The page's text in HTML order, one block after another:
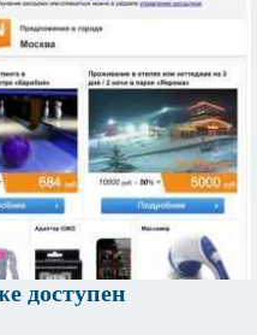
доступен